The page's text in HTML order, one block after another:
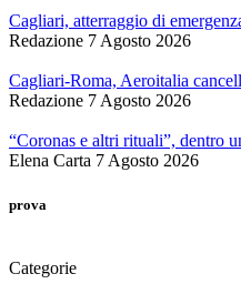
Cagliari, atterraggio di
Redazione 7 Agosto 2026
Cagliari-Roma, Aeroitalia
Redazione 7 Agosto 2026
“Coronas e altri rituali”, dentro
Elena Carta 7 Agosto 2026
prova
Categorie